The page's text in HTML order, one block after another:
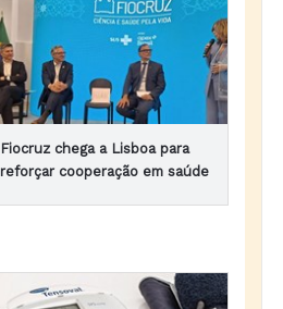
Fiocruz chega a Lisboa para
reforçar cooperação em saúde